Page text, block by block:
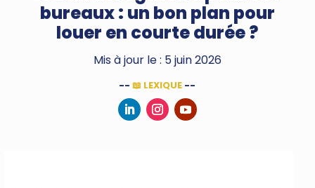
bureaux : un bon plan pour
louer en courte durée ?
Mis à jour le : 5 juin 2026
--📖 LEXIQUE --